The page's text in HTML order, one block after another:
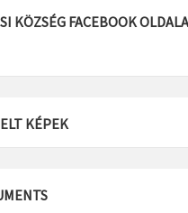
KÖZSÉG FACEBOOK
KÉPEK